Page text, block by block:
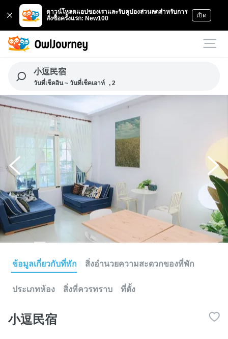
ดาวน์โหลดแอปของเราและรับคูปองส่วนลดสำหรับการ
สั่งซื้อครั้งแรก: New100
เปิด
小逗民宿
วันที่เช็คอิน ~ วันที่เช็คเอาท์ , 2
ข้อมูลเกี่ยวกับที่พัก สิ่งอำนวยความสะดวกของที่พัก
ประเภทห้อง สิ่งที่ควรทราบ ที่ตั้ง
小逗民宿